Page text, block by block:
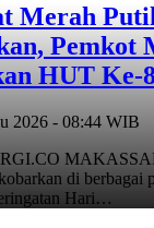
Merah
Pemkot
HUT Ke-
2026 - 08:44 WIB
di berbagai
Hari…